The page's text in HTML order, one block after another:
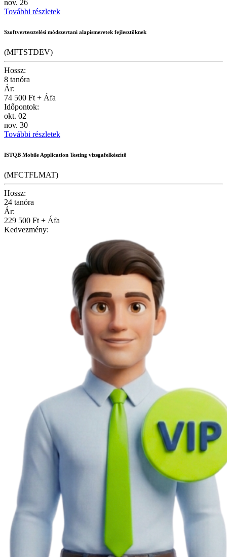
nov. 26
További részletek
Szoftvertesztelési módszertani alapismeretek fejlesztőknek
(MFTSTDEV)
Hossz:
8 tanóra
Ár:
74 500 Ft + Áfa
Időpontok:
okt. 02
nov. 30
További részletek
ISTQB Mobile Application Testing vizsgafelkészítő
(MFCTFLMAT)
Hossz:
24 tanóra
Ár:
229 500 Ft + Áfa
Kedvezmény: